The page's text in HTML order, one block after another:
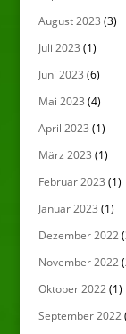
August 2023 (3)
Juli 2023 (1)
Juni 2023 (6)
Mai 2023 (4)
April 2023 (1)
März 2023 (1)
Februar 2023 (1)
Januar 2023 (1)
Dezember 2022
November 2022
Oktober 2022(1)
September 2022